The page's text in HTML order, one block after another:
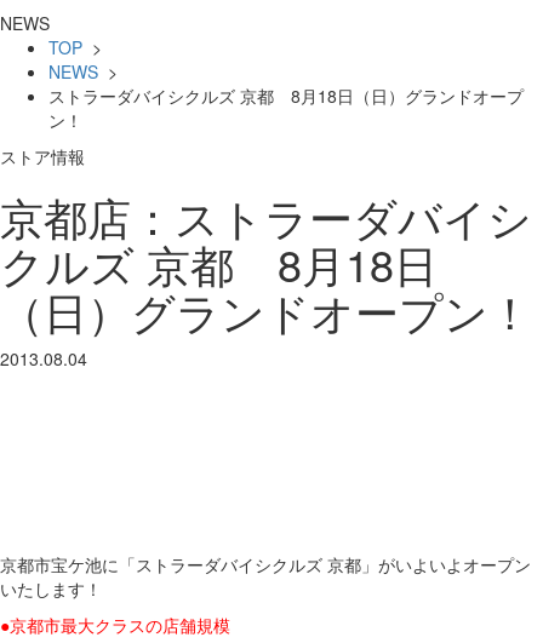
NEWS
TOP >
NEWS >
ストラーダバイシクルズ 京都 8月18日（日）グランドオープ
ン！
ストア情報
京都店：ストラーダバイシ
クルズ 京都 8月18日
（日）グランドオープン！
2013.08.04
京都市宝ケ池に「ストラーダバイシクルズ 京都」がいよいよオープン
いたします！
●京都市最大クラスの店舗規模